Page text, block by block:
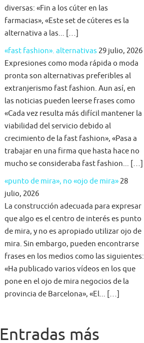
diversas: «Fin a los cúter en las
farmacias», «Este set de cúteres es la
alternativa a las... […]
«fast fashion». alternativas 29 julio, 2026
Expresiones como moda rápida o moda
pronta son alternativas preferibles al
extranjerismo fast fashion. Aun así, en
las noticias pueden leerse frases como
«Cada vez resulta más difícil mantener la
viabilidad del servicio debido al
crecimiento de la fast fashion», «Pasa a
trabajar en una firma que hasta hace no
mucho se consideraba fast fashion... […]
«punto de mira», no «ojo de mira» 28
julio, 2026
La construcción adecuada para expresar
que algo es el centro de interés es punto
de mira, y no es apropiado utilizar ojo de
mira. Sin embargo, pueden encontrarse
frases en los medios como las siguientes:
«Ha publicado varios vídeos en los que
pone en el ojo de mira negocios de la
provincia de Barcelona», «El... […]
Entradas más